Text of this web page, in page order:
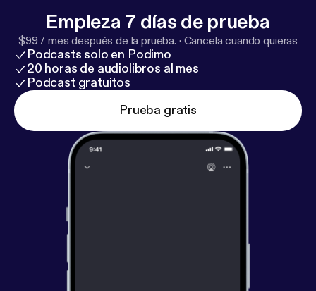
Empieza 7 días de prueba
$99 / mes después de la prueba. · Cancela cuando quieras
Podcasts solo en Podimo
20 horas de audiolibros al mes
Podcast gratuitos
Prueba gratis